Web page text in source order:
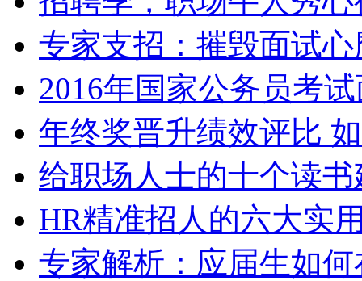
专家支招：摧毁面试
2016年国家公务员考
年终奖晋升绩效评比
给职场人士的十个读书
HR精准招人的六大实
专家解析：应届生如